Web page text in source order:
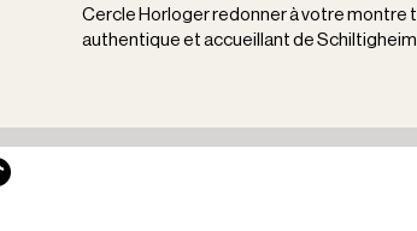
Cercle Horloger redonner à votre montre
authentique et accueillant de Schiltigheim.